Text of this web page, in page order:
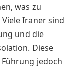
was zu
Iraner sind
und die
Diese
jedoch